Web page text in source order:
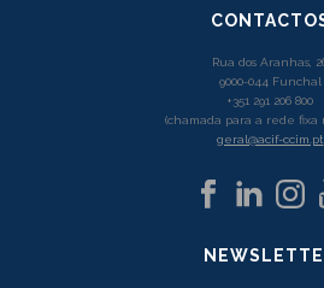
Rua dos Aranhas,
9000-044 Funchal
+351 291 206 800
(chamada para a rede fixa
geral@acif-ccim.pt